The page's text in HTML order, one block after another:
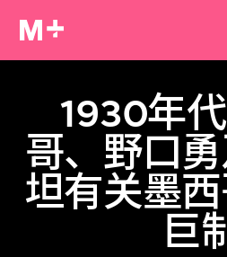
1930年
哥、野口
坦有关墨
巨